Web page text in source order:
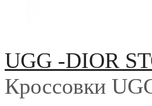
UGG -DIOR
Кроссовки